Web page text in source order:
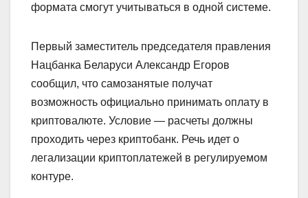
формата смогут учитываться в одной системе.
Первый заместитель председателя правления
Нацбанка Беларуси Александр Егоров
сообщил, что самозанятые получат
возможность официально принимать оплату в
криптовалюте. Условие — расчеты должны
проходить через криптобанк. Речь идет о
легализации криптоплатежей в регулируемом
контуре.